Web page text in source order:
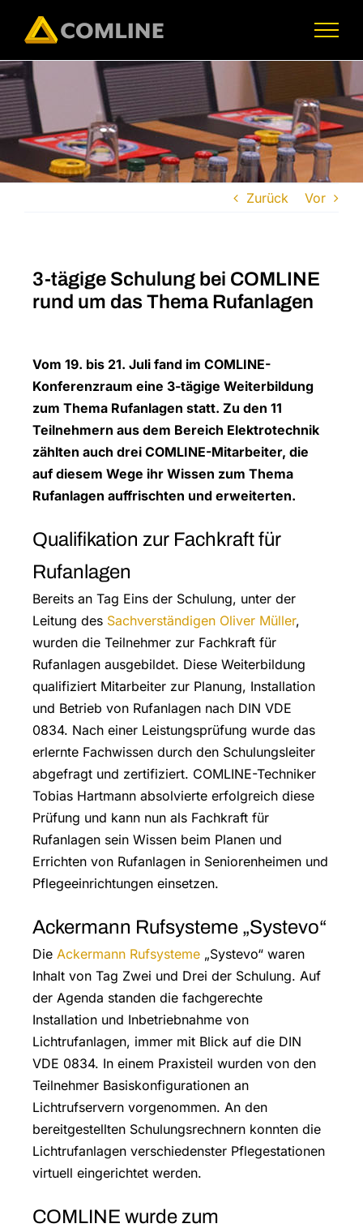
Zurück Vor
3-tägige Schulung bei COMLINE
rund um das Thema Rufanlagen
Vom 19. bis 21. Juli fand im COMLINE-
Konferenzraum eine 3-tägige Weiterbildung
zum Thema Rufanlagen statt. Zu den 11
Teilnehmern aus dem Bereich Elektrotechnik
zählten auch drei COMLINE-Mitarbeiter, die
auf diesem Wege ihr Wissen zum Thema
Rufanlagen auffrischten und erweiterten.
Qualifikation zur Fachkraft für
Rufanlagen
Bereits an Tag Eins der Schulung, unter der
Leitung des Sachverständigen Oliver Müller,
wurden die Teilnehmer zur Fachkraft für
Rufanlagen ausgebildet. Diese Weiterbildung
qualifiziert Mitarbeiter zur Planung, Installation
und Betrieb von Rufanlagen nach DIN VDE
0834. Nach einer Leistungsprüfung wurde das
erlernte Fachwissen durch den Schulungsleiter
abgefragt und zertifiziert. COMLINE-Techniker
Tobias Hartmann absolvierte erfolgreich diese
Prüfung und kann nun als Fachkraft für
Rufanlagen sein Wissen beim Planen und
Errichten von Rufanlagen in Seniorenheimen und
Pflegeeinrichtungen einsetzen.
Ackermann Rufsysteme „Systevo“
Die Ackermann Rufsysteme„Systevo“ waren
Inhalt von Tag Zwei und Drei der Schulung. Auf
der Agenda standen die fachgerechte
Installation und Inbetriebnahme von
Lichtrufanlagen, immer mit Blick auf die DIN
VDE 0834. In einem Praxisteil wurden von den
Teilnehmer Basiskonfigurationen an
Lichtrufservern vorgenommen. An den
bereitgestellten Schulungsrechnern konnten die
Lichtrufanlagen verschiedenster Pflegestationen
virtuell eingerichtet werden.
COMLINE wurde zum